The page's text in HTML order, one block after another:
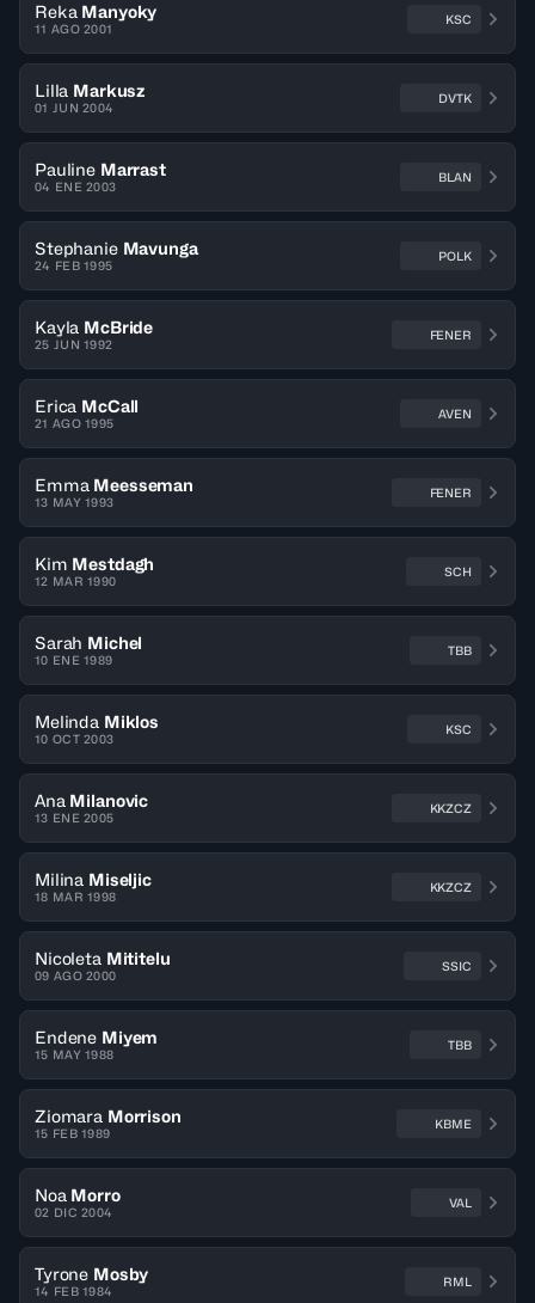
Reka Manyoky
11 AGO 2001
KSC
Lilla Markusz
01 JUN 2004
DVTK
Pauline Marrast
04 ENE 2003
BLAN
Stephanie Mavunga
24 FEB 1995
POLK
Kayla McBride
25 JUN 1992
FENER
Erica McCall
21 AGO 1995
AVEN
Emma Meesseman
13 MAY 1993
FENER
Kim Mestdagh
12 MAR 1990
SCH
Sarah Michel
10 ENE 1989
TBB
Melinda Miklos
10 OCT 2003
KSC
Ana Milanovic
13 ENE 2005
KKZCZ
Milina Miseljic
18 MAR 1998
KKZCZ
Nicoleta Mititelu
09 AGO 2000
SSIC
Endene Miyem
15 MAY 1988
TBB
Ziomara Morrison
15 FEB 1989
KBME
Noa Morro
02 DIC 2004
VAL
Tyrone Mosby
14 FEB 1984
RML